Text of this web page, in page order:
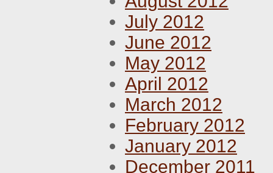
July 2012
June 2012
May 2012
April 2012
March 2012
February 2012
January 2012
December 2011